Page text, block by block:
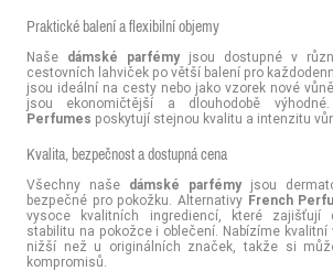
Praktické balení a flexibilní objemy
Naše dámské parfémyjsou dostupné v
cestovních lahviček po větší balení pro
jsou ideální na cesty nebo jako vzorek nové
jsou ekonomičtější a dlouhodobě
Perfumes poskytují stejnou kvalitu a intenzitu
Kvalita, bezpečnost a dostupná cena
Všechny naše dámské parfémy jsou
bezpečné pro pokožku. Alternativy French
vysoce kvalitních ingrediencí, které zajišťují
stabilitu na pokožce i oblečení. Nabízíme
nižší než u originálních značek, takže si
kompromisů.